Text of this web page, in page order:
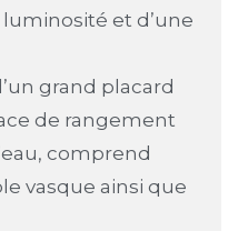
et d’une
grand placard
de rangement
comprend
vasque ainsi que